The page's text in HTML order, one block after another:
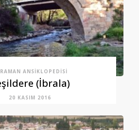
ANSIKLOPEDISI
(İbrala)
20 KASIM 2016